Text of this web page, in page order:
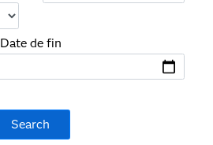
Date de fin